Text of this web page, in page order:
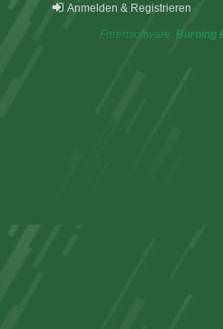
Anmelden & Registrieren
Forensoftware: Burning